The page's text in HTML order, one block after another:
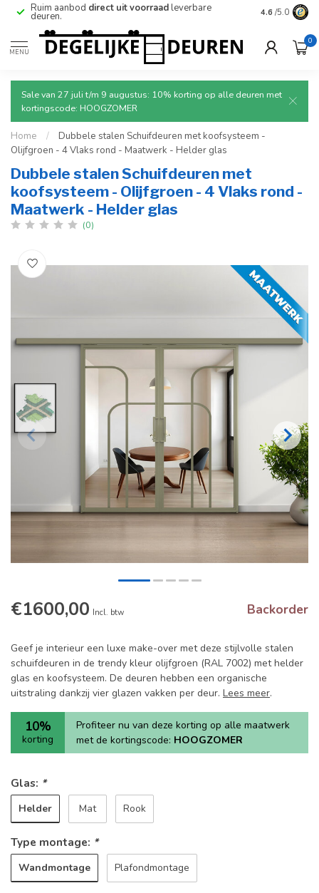
Ruim aanbod direct uit voorraadleverbare
deuren. Betrouwbare
4.6 /5.0
MENU
0
Sale van 27 juli t/m 9 augustus: 10% korting op alle deuren met
kortingscode: HOOGZOMER
Home /
Dubbele stalen Schuifdeuren met koofsysteem -
Olijfgroen - 4 Vlaks rond - Maatwerk - Helder glas
Dubbele stalen Schuifdeuren met
koofsysteem - Olijfgroen - 4 Vlaks rond -
Maatwerk - Helder glas
(0)
€1600,00 Incl. btw Backorder
Geef je interieur een luxe make-over met deze stijlvolle stalen
schuifdeuren in de trendy kleur olijfgroen (RAL 7002) met helder
glas en koofsysteem. De deuren hebben een organische
uitstraling dankzij vier glazen vakken per deur. Lees meer.
10%
korting
Profiteer nu van deze korting op alle maatwerk
met de kortingscode: HOOGZOMER
Glas: *
Helder Mat Rook
Type montage: *
Wandmontage Plafondmontage